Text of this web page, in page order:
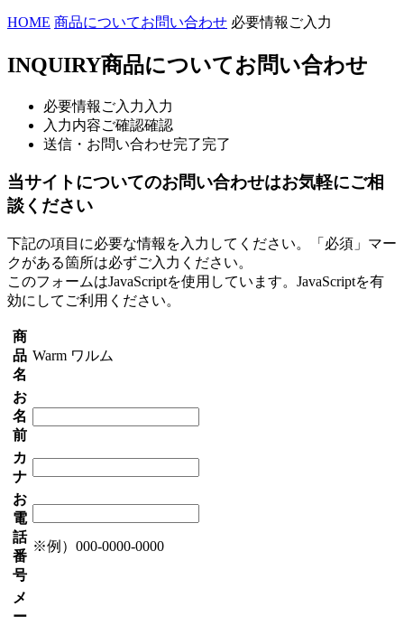
HOME 商品についてお問い合わせ 必要情報ご入力
INQUIRY商品についてお問い合わせ
必要情報ご入力 入力
入力内容ご確認確認
送信・お問い合わせ完了完了
当サイトについてのお問い合わせはお気軽にご相
談ください
下記の項目に必要な情報を入力してください。「必須」マー
クがある箇所は必ずご入力ください。
このフォームはJavaScriptを使用しています。JavaScriptを有
効にしてご利用ください。
商
品
名
Warm ワルム
お
名
前
カ
ナ
お
電
話
番
号
※例）000-0000-0000
メ
ー